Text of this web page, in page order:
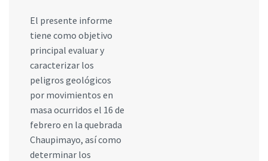
El presente informe
tiene como objetivo
principal evaluar y
caracterizar los
peligros geológicos
por movimientos en
masa ocurridos el 16 de
febrero en la quebrada
Chaupimayo, así como
determinar los